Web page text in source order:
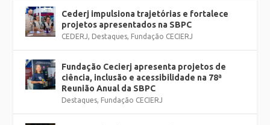
Cederj impulsiona trajetórias e fortalece
projetos apresentados na SBPC
CEDERJ, Destaques, Fundação CECIERJ
Fundação Cecierj apresenta projetos de
ciência, inclusão e acessibilidade na 78ª
Reunião Anual da SBPC
Destaques, Fundação CECIERJ